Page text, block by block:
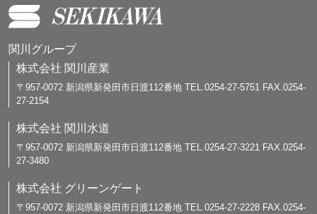
関川グループ
株式会社 関川産業
〒957-0072 新潟県新発田市日渡112番地 TEL.0254-27-5751 FAX.0254-
27-2154
株式会社 関川水道
〒957-0072 新潟県新発田市日渡112番地 TEL.0254-27-3221 FAX.0254-
27-3480
株式会社 グリーンゲート
〒957-0072 新潟県新発田市日渡112番地 TEL.0254-27-2228 FAX.0254-